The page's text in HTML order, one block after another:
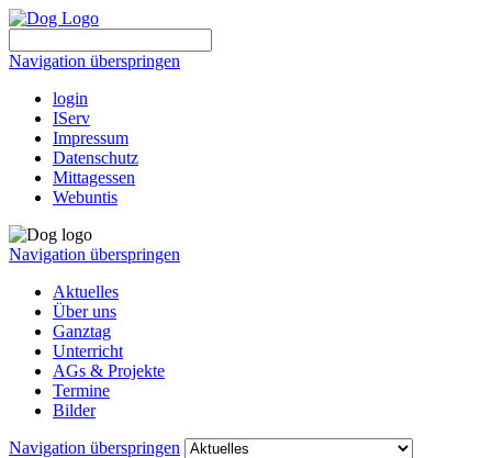
Navigation überspringen
login
IServ
Impressum
Datenschutz
Mittagessen
Webuntis
Navigation überspringen
Aktuelles
Über uns
Ganztag
Unterricht
AGs & Projekte
Termine
Bilder
Navigation überspringen